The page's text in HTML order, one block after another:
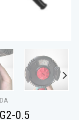
0.5